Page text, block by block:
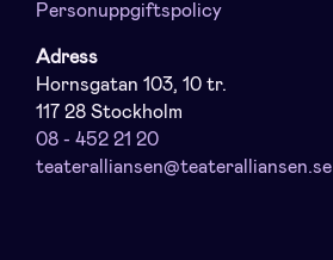
Personuppgiftspolicy
Adress
Hornsgatan 103, 10 tr.
117 28 Stockholm
08 - 452 21 20
teateralliansen@teateralliansen.se